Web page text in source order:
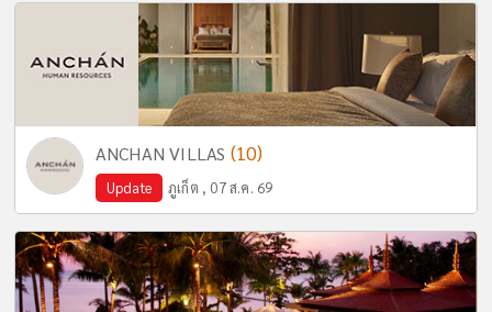
ANCHAN VILLAS (10)
Update ภูเก็ต , 07 ส.ค. 69